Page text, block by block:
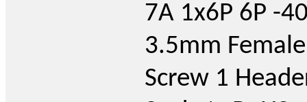
7A 1x6P 6P -
3.5mm
Screw 1